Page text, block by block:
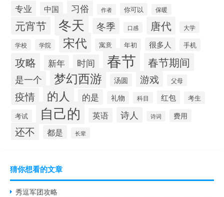
专业 中国 习俗 作者 你可以 保暖
元宵节 冬天 冬季 口感 唐代 大学
学校 学院 宋代 寓意 年初 很多人 手机
攻略 新年 时间 春节 春节期间
是一个 梦幻西游 汤圆 游戏 父母
疫情 的人 的是 礼物 科目 红包
考生
考试
自己的 英语 诗人 诗词 费用
还不 都是 长辈
猜你想看的文章
秀逗军团攻略